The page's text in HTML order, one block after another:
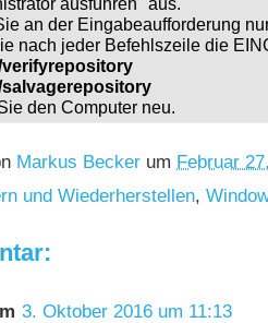
an der Eingabeaufforderung
nach jeder Befehlszeile die
den Computer neu.
Markus Becker um Februar
und Wiederherstellen,
3. Oktober 2016 um 11:13